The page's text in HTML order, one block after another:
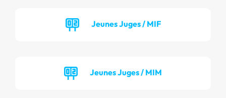
Jeunes Juges / MIF
Jeunes Juges / MIM